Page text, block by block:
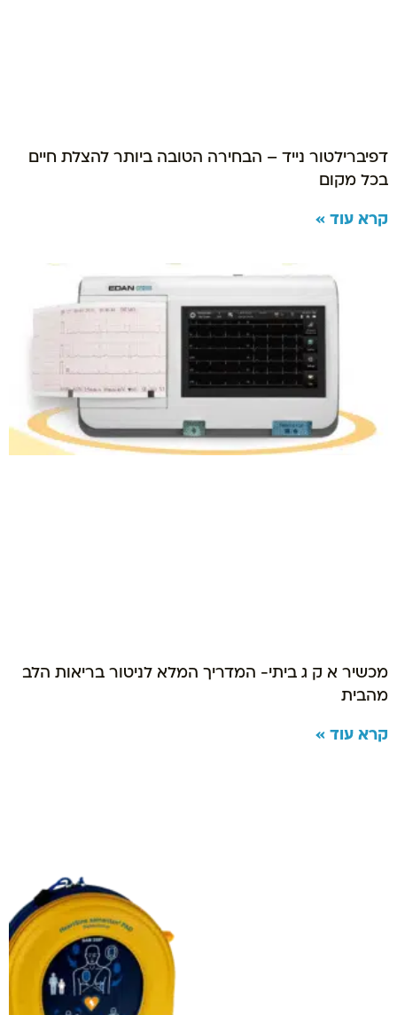
דפיברילטור נייד – הבחירה הטובה ביותר להצלת חיים
בכל מקום
קרא עוד »
מכשיר א ק ג ביתי- המדריך המלא לניטור בריאות הלב
מהבית
קרא עוד »